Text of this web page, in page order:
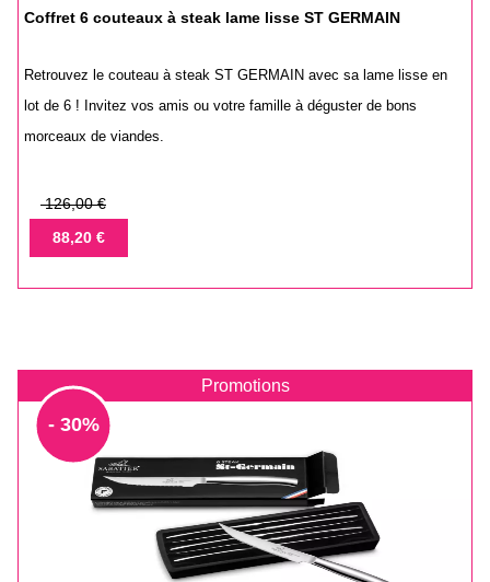
Coffret 6 couteaux à steak lame lisse ST GERMAIN
Retrouvez le couteau à steak ST GERMAIN avec sa lame lisse en
lot de 6 ! Invitez vos amis ou votre famille à déguster de bons
morceaux de viandes.
Prix
base
126,00 €
Prix88,20 €
Promotions
- 30%